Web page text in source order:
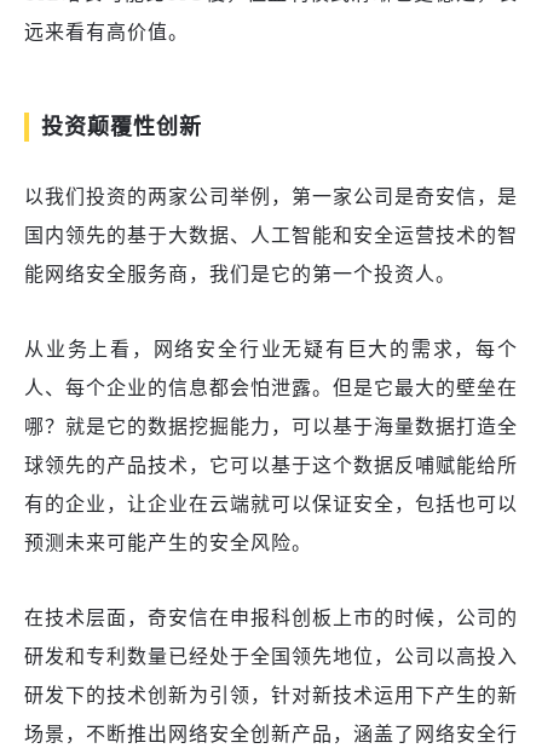
远来看有高价值。
投资颠覆性创新
以我们 投资的两家公司 举例 ，第一家公司是奇安信， 是
国内领先的基于大数据、人工智能和安全运营技术的智
能网络安全服务商 ，我们是它的第一个投资人。
从业务上看， 网络安全行业无疑有 巨 大的需求，每个
人 、每个企业的信息都会怕泄露。 但是它最大的壁垒在
哪？就是它的数据挖掘能力，可以基于海量数据打造全
球领先的产品技术，它可以基于这个数据反哺赋能给所
有的企业，让企业在云端就可以保证安全，包括也可以
预测未来可能产生的安全风险。
在技术层面，奇安信在申报科创板上市的时候，公司的
研发和专利数量已经处于全国领先地位，公司以高投入
研发下的技术创新为引领，针对新技术运用下产生的新
场景，不断推出网络安全创新产品，涵盖了网络安全行